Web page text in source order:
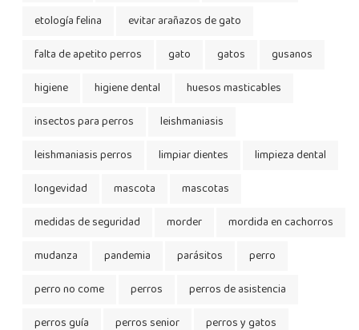
etología felina
evitar arañazos de gato
falta de apetito perros
gato gatos
gusanos
higiene
higiene dental
huesos masticables
insectos para perros
leishmaniasis
leishmaniasis perros
limpiar dientes
limpieza dental
longevidad
mascota
mascotas
medidas de seguridad
morder
mordida en cachorros
mudanza
pandemia parásitos
perro
perro no come
perros
perros de asistencia
perros guía
perros senior
perros y gatos